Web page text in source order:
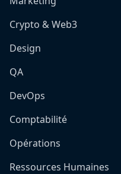
Crypto & Web3
Design
QA
DevOps
Comptabilité
Opérations
Ressources Humaines